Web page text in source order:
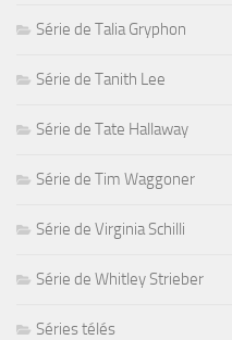
Série de Talia Gryphon
Série de Tanith Lee
Série de Tate Hallaway
Série de Tim Waggoner
Série de Virginia Schilli
Série de Whitley Strieber
Séries télés